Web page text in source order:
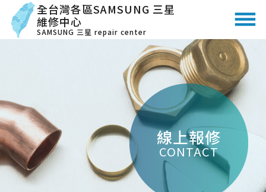
全台灣各區SAMSUNG 三星
維修中心
SAMSUNG 三星 repair center
線上報修
CONTACT